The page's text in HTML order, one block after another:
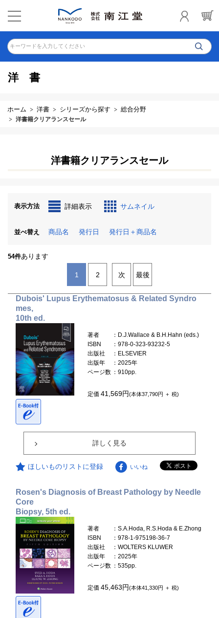
キーワードを入力してください
洋書
ホーム 洋書 シリーズから探す 総合分野
洋書籍クリアランスセール
洋書籍クリアランスセール
表示方法 詳細表示 サムネイル
並べ替え 商品名 発行日 発行日＋商品名
54件あります
1 2 次 最後
Dubois' Lupus Erythematosus & Related Syndro
mes,
10th ed.
著者
：D.J.Wallace & B.H.Hahn (eds.)
ISBN
：978-0-323-93232-5
出版社
：ELSEVIER
出版年
：2025年
ページ数 ：910pp.
定価41,569円(本体37,790円 ＋ 税)
詳しく見る
ほしいものリストに登録 いいね
Rosen's Diagnosis of Breast Pathology by Needle
Core
Biopsy, 5th ed.
著者
：S.A.Hoda, R.S.Hoda & E.Zhong
ISBN
：978-1-975198-36-7
出版社
：WOLTERS KLUWER
出版年
：2025年
ページ数 ：535pp.
定価45,463円(本体41,330円 ＋ 税)